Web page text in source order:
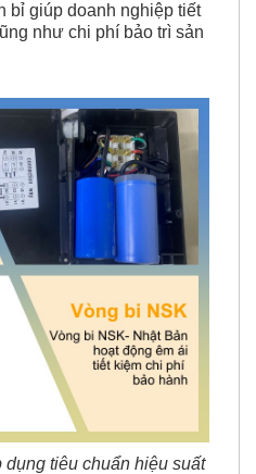
bỉ giúp doanh nghiệp tiết
như chi phí bảo trì sản
tiêu chuẩn hiệu suất